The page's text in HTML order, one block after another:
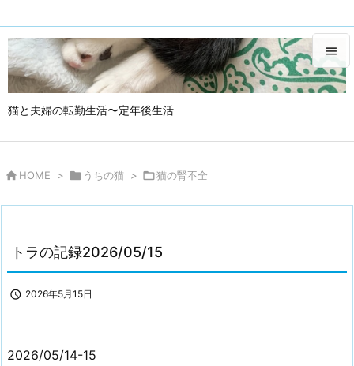
猫と夫婦の転勤生活〜定年後生活


サイド
 HOME >  うちの猫 > 猫の腎不全
トラの記録2026/05/15
 2026年5月15日
2026/05/14-15